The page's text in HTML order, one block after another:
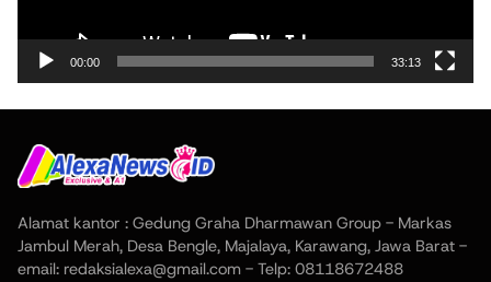
00:00 33:13
Alamat kantor : Gedung Graha Dharmawan Group - Markas
Jambul Merah, Desa Bengle, Majalaya, Karawang, Jawa Barat -
email: redaksialexa@gmail.com - Telp: 08118672488